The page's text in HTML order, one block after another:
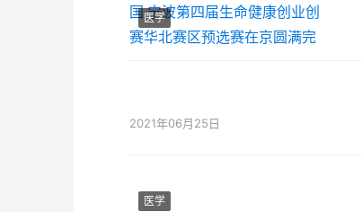
医学
2021年06月25日
医学